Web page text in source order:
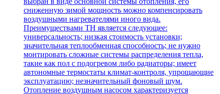
сниженную зимой мощность можно компенсировать
воздушными нагревателями иного вида.
Преимуществами ТН является следующее:
универсальность; низкая стоимость установки;
значительная теплообменная способность; не нужно
монтировать сложные системы распределения тепла,
такие как пол с подогревом либо радиаторы; имеет
автономные термостаты климат-контроля, упрощающие
эксплуатацию; незначительный фоновый шум.
Отопление воздушным насосом характеризуется